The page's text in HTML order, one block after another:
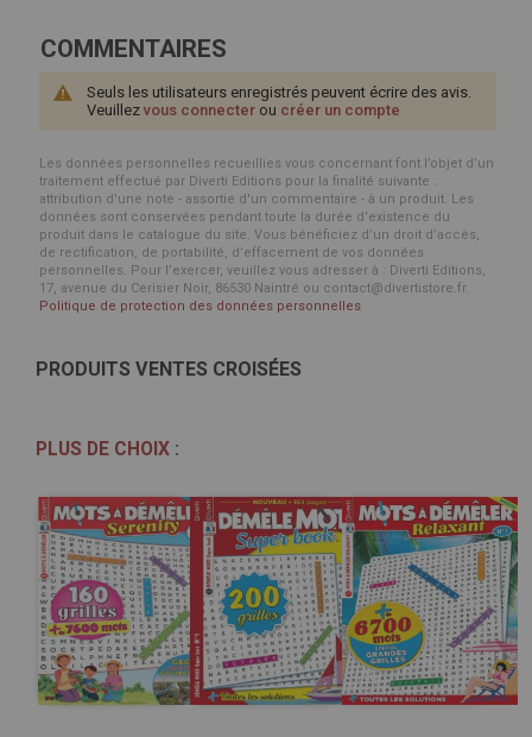
COMMENTAIRES
Seuls les utilisateurs enregistrés peuvent écrire des avis.
Veuillez vous connecter ou créer un compte
Les données personnelles recueillies vous concernant font l’objet d’un
traitement effectué par Diverti Editions pour la finalité suivante :
attribution d'une note - assortie d'un commentaire - à un produit. Les
données sont conservées pendant toute la durée d'existence du
produit dans le catalogue du site. Vous bénéficiez d’un droit d’accès,
de rectification, de portabilité, d’effacement de vos données
personnelles. Pour l’exercer, veuillez vous adresser à : Diverti Editions,
17, avenue du Cerisier Noir, 86530 Naintré ou contact@divertistore.fr.
Politique de protection des données personnelles
PRODUITS VENTES CROISÉES
PLUS DE CHOIX :